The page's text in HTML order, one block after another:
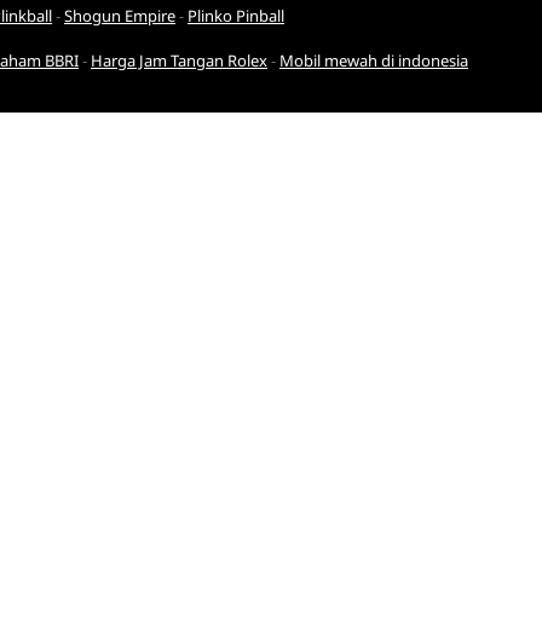
-Shogun Empire- Plinko Pinball
BBRI- Harga Jam Tangan Rolex- Mobil mewah di indonesia